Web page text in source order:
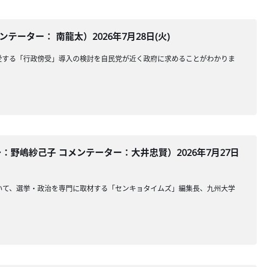
テーター： 南龍太）2026年7月28日(火)
る「行政傍受」導入の検討を自民党が近く政府に求めることがわかりま
野嶋紗己子 コメンテーター：大井忠賢）2026年7月27日
、選挙・政治を専門に取材する「センキョタイムズ」編集長、九州大学